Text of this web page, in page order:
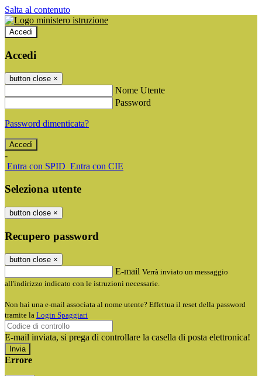
Salta al contenuto
Accedi
Accedi
button close ×
Nome Utente
Password
Password dimenticata?
-
Entra con SPID Entra con CIE
Seleziona utente
button close ×
Recupero password
button close ×
E-mail Verrà inviato un messaggio
all'indirizzo indicato con le istruzioni necessarie.
Non hai una e-mail associata al nome utente? Effettua il reset della password
tramite la Login Spaggiari
E-mail inviata, si prega di controllare la casella di posta elettronica!
Errore